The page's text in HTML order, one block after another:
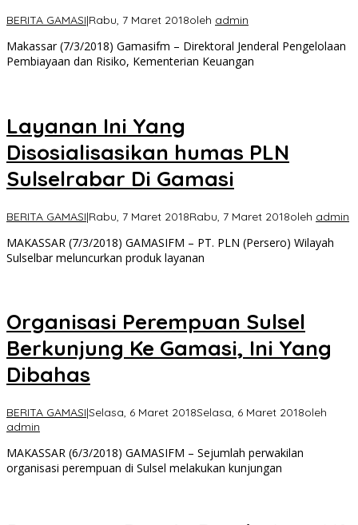
BERITA GAMASI|Rabu, 7 Maret 2018oleh admin
Makassar (7/3/2018) Gamasifm – Direktoral Jenderal Pengelolaan
Pembiayaan dan Risiko, Kementerian Keuangan
Layanan Ini Yang
Disosialisasikan humas PLN
Sulselrabar Di Gamasi
BERITA GAMASI|Rabu, 7 Maret 2018Rabu, 7 Maret 2018oleh admin
MAKASSAR (7/3/2018) GAMASIFM – PT. PLN (Persero) Wilayah
Sulselbar meluncurkan produk layanan
Organisasi Perempuan Sulsel
Berkunjung Ke Gamasi, Ini Yang
Dibahas
BERITA GAMASI|Selasa, 6 Maret 2018Selasa, 6 Maret 2018oleh
admin
MAKASSAR (6/3/2018) GAMASIFM – Sejumlah perwakilan
organisasi perempuan di Sulsel melakukan kunjungan